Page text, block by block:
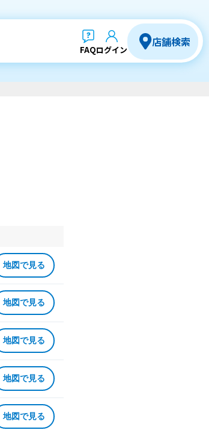
FAQログイン
店舗検索
地図で見る
地図で見る
地図で見る
地図で見る
地図で見る